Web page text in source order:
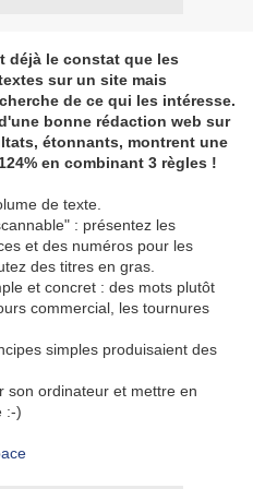
déjà le constat que les
sur un site mais
de ce qui les intéresse.
bonne rédaction web sur
étonnants, montrent une
en combinant 3 règles !
de texte.
: présentez les
et des numéros pour les
des titres en gras.
et concret : des mots plutôt
commercial, les tournures
simples produisaient des
son ordinateur et mettre en
:-)